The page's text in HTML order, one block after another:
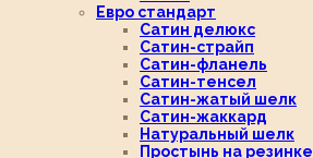
Евро стандарт
Сатин делюкс
Сатин-страйп
Сатин-фланель
Сатин-тенсел
Сатин-жатый шелк
Сатин-жаккард
Натуральный шелк
Простынь на резинке